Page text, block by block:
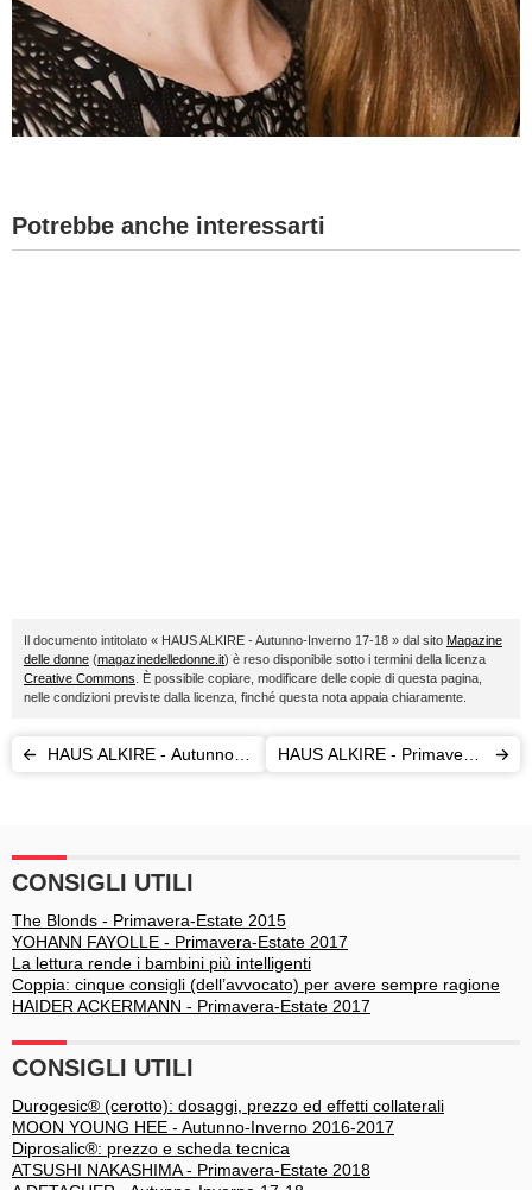
Potrebbe anche interessarti
Il documento intitolato « HAUS ALKIRE - Autunno-Inverno 17-18 » dal sito Magazine
delle donne (magazinedelledonne.it) è reso disponibile sotto i termini della licenza
Creative Commons . È possibile copiare, modificare delle copie di questa pagina,
nelle condizioni previste dalla licenza, finché questa nota appaia chiaramente.
HAUS ALKIRE - Autunno-
HAUS ALKIRE - Primavera-
CONSIGLI UTILI
The Blonds - Primavera-Estate 2015
YOHANN FAYOLLE - Primavera-Estate 2017
La lettura rende i bambini più intelligenti
Coppia: cinque consigli (dell’avvocato) per avere sempre ragione
HAIDER ACKERMANN - Primavera-Estate 2017
CONSIGLI UTILI
Durogesic® (cerotto): dosaggi, prezzo ed effetti collaterali
MOON YOUNG HEE - Autunno-Inverno 2016-2017
Diprosalic®: prezzo e scheda tecnica
ATSUSHI NAKASHIMA - Primavera-Estate 2018